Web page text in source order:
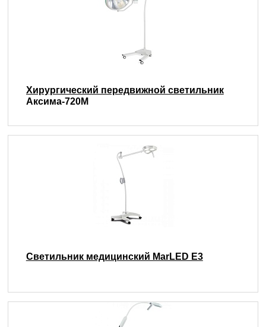
Хирургический передвижной светильник
Аксима-720М
Светильник медицинский MarLED E3